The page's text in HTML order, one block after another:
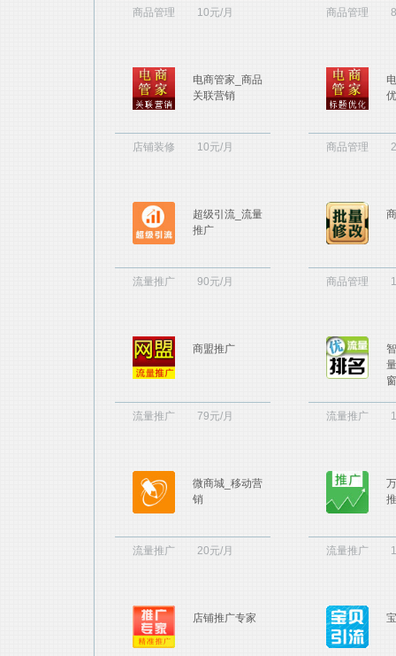
商品管理 10元/月 商品管理
电商管家_商品
关联营销
店铺装修 10元/月 商品管理
超级引流_流量
推广
流量推广 90元/月 商品管理
商盟推广
流量推广 79元/月
窗
流量推广
微商城_移动营
销
流量推广 20元/月 流量推广
店铺推广专家